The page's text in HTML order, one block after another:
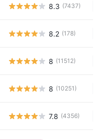
8.3 (7437)
8.2 (178)
8 (11512)
8 (10251)
7.8 (4356)